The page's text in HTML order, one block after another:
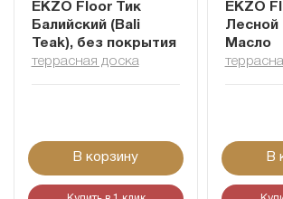
EKZO Floor Тик
Балийский (Bali
Teak), без покрытия
террасная доска
В корзину
EKZO
Лесной
Масло
В